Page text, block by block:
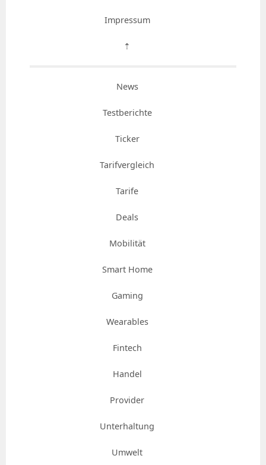
Impressum
⇡
News
Testberichte
Ticker
Tarifvergleich
Tarife
Deals
Mobilität
Smart Home
Gaming
Wearables
Fintech
Handel
Provider
Unterhaltung
Umwelt